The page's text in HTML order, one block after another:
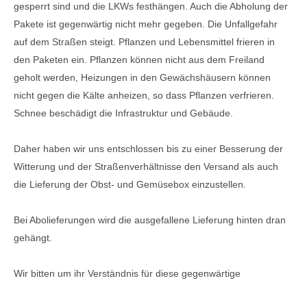
gesperrt sind und die LKWs festhängen. Auch die Abholung der
Pakete ist gegenwärtig nicht mehr gegeben. Die Unfallgefahr
auf dem Straßen steigt. Pflanzen und Lebensmittel frieren in
den Paketen ein. Pflanzen können nicht aus dem Freiland
geholt werden, Heizungen in den Gewächshäusern können
nicht gegen die Kälte anheizen, so dass Pflanzen verfrieren.
Schnee beschädigt die Infrastruktur und Gebäude.
Daher haben wir uns entschlossen bis zu einer Besserung der
Witterung und der Straßenverhältnisse den Versand als auch
die Lieferung der Obst- und Gemüsebox einzustellen.
Bei Abolieferungen wird die ausgefallene Lieferung hinten dran
gehängt.
Wir bitten um ihr Verständnis für diese gegenwärtige